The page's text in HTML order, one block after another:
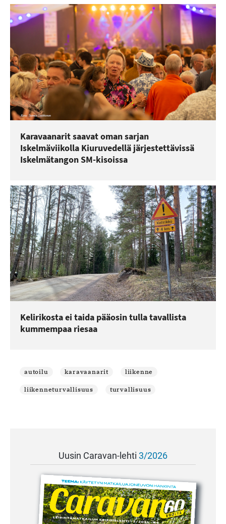
Karavaanarit saavat oman sarjan
Iskelmäviikolla Kiuruvedellä järjestettävissä
Iskelmätangon SM-kisoissa
Kelirikosta ei taida pääosin tulla tavallista
kummempaa riesaa
autoilu karavaanarit liikenne
liikenneturvallisuus turvallisuus
Uusin Caravan-lehti 3/2026